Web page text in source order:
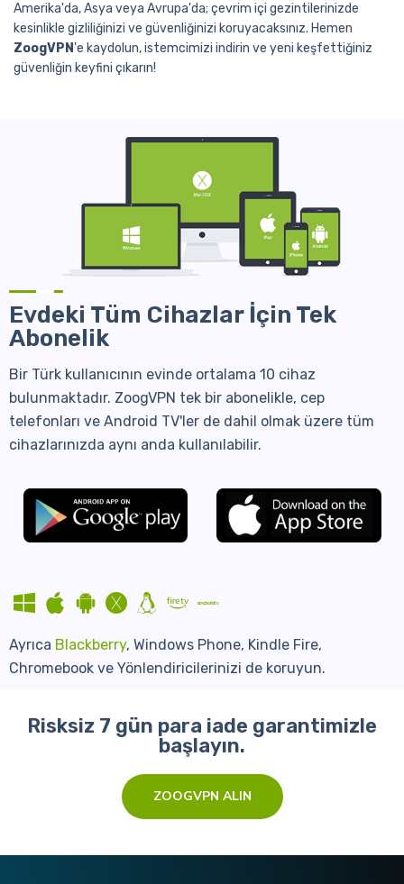
Amerika'da, Asya veya Avrupa'da; çevrim içi gezintilerinizde
kesinlikle gizliliğinizi ve güvenliğinizi koruyacaksınız. Hemen
ZoogVPN'e kaydolun, istemcimizi indirin ve yeni keşfettiğiniz
güvenliğin keyfini çıkarın!
Evdeki Tüm Cihazlar İçin Tek
Abonelik
Bir Türk kullanıcının evinde ortalama 10 cihaz
bulunmaktadır. ZoogVPN tek bir abonelikle, cep
telefonları ve Android TV'ler de dahil olmak üzere tüm
cihazlarınızda aynı anda kullanılabilir.
Ayrıca Blackberry, Windows Phone, Kindle Fire,
Chromebook ve Yönlendiricilerinizi de koruyun.
Risksiz 7 gün para iade garantimizle
başlayın.
ZOOGVPN ALIN